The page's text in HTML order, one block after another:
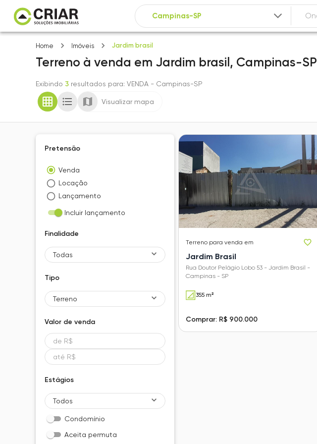
Home Imóveis Jardim brasil
Terreno à venda em Jardim brasil, Campinas-SP
Exibindo 3 resultados para: VENDA - Campinas-SP
Visualizar mapa
Pretensão
Venda
Locação
Lançamento
Incluir lançamento
Finalidade
Todas
Tipo
Terreno
Valor de venda
Estágios
Todos
Condomínio
Aceita permuta
Terreno para venda em
Jardim Brasil
Rua Doutor Pelágio Lobo 53 - Jardim Brasil -
Campinas - SP
355 m²
Comprar: R$ 900.000